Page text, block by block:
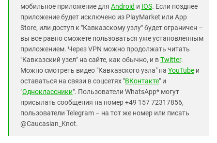
мобильное приложение для Android и IOS. Если позднее
приложение будет исключено из PlayMarket или App
Store, или доступ к "Кавказскому узлу" будет ограничен –
вы все равно сможете пользоваться уже установленным
приложением. Через VPN можно продолжать читать
"Кавказский узел" на сайте, как обычно, и вTwitter.
Можно смотреть видео "Кавказского узла" на YouTube и
оставаться на связи в соцсетях "ВКонтакте" и
"Одноклассники". Пользователи WhatsApp* могут
присылать сообщения на номер +49 157 72317856,
пользователи Telegram – на тот же номер или писать
@Caucasian_Knot.